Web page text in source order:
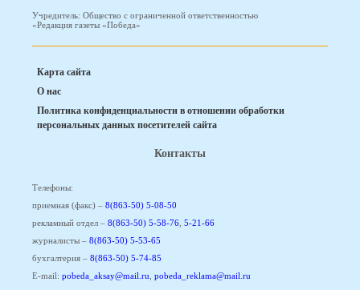
Учредитель: Общество с ограниченной ответственностью
«Редакция газеты «Победа»
Карта сайта
О нас
Политика конфиденциальности в отношении обработки
персональных данных посетителей сайта
Контакты
Телефоны:
приемная (факс) – 8(863-50) 5-08-50
рекламный отдел – 8(863-50) 5-58-76 5-21-66
журналисты – 8(863-50) 5-53-65
бухгалтерия – 8(863-50) 5-74-85
E-mail: pobeda_aksay@mail.ru pobeda_reklama@mail.ru